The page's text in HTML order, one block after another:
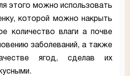
этого можно использовать
которой можно накрыть
количество влаги а почве
заболеваний, а также
ягод, сделав их